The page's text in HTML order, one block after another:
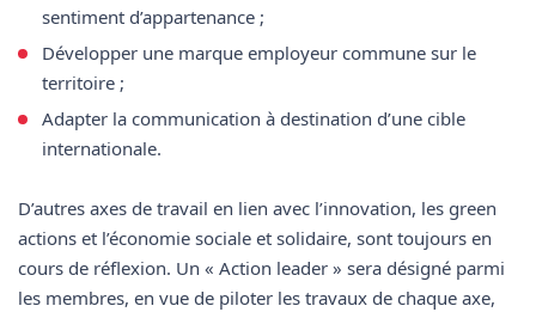
sentiment d’appartenance ;
Développer une marque employeur commune sur le
territoire ;
Adapter la communication à destination d’une cible
internationale.
D’autres axes de travail en lien avec l’innovation, les green
actions et l’économie sociale et solidaire, sont toujours en
cours de réflexion. Un « Action leader » sera désigné parmi
les membres, en vue de piloter les travaux de chaque axe,